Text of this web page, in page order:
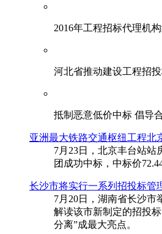
2016年工程招标代理机
河北省推动建设工程招
抵制恶意低价中标 倡导
亚洲最大铁路交通枢纽工程北
7月23日，北京丰台站站
团成功中标，中标价
长沙市将实行一系列招投标管
7月20日，湖南省长沙市
解读该市新制定的招投
分离”成最大亮点。